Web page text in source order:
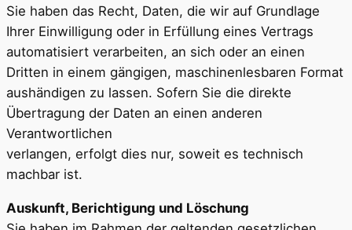
Sie haben das Recht, Daten, die wir auf Grundlage
Ihrer Einwilligung oder in Erfüllung eines Vertrags
automatisiert verarbeiten, an sich oder an einen
Dritten in einem gängigen, maschinenlesbaren Format
aushändigen zu lassen. Sofern Sie die direkte
Übertragung der Daten an einen anderen
Verantwortlichen
verlangen, erfolgt dies nur, soweit es technisch
machbar ist.
Auskunft, Berichtigung und Löschung